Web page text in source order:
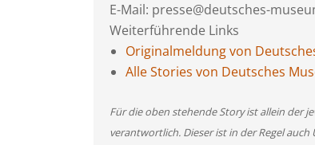
E-Mail: presse@deutsches-
Weiterführende Links
Originalmeldung von
Alle Stories von Deutsches
Für die oben stehende Story ist allein der
verantwortlich. Dieser ist in der Regel